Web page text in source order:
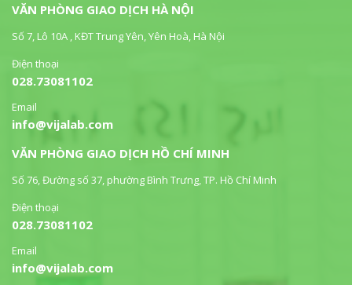
VĂN PHÒNG GIAO DỊCH HÀ NỘI
Số 7, Lô 10A , KĐT Trung Yên, Yên Hoà, Hà Nội
Điện thoại
028.73081102
Email
info@vijalab.com
VĂN PHÒNG GIAO DỊCH HỒ CHÍ MINH
Số 76, Đường số 37, phường Bình Trưng, TP. Hồ Chí Minh
Điện thoại
028.73081102
Email
info@vijalab.com